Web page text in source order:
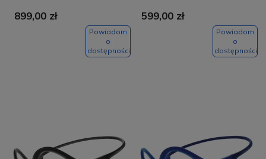
899,00 zł
Powiadom
o
dostępności
599,00 zł
Powiadom
o
dostępności